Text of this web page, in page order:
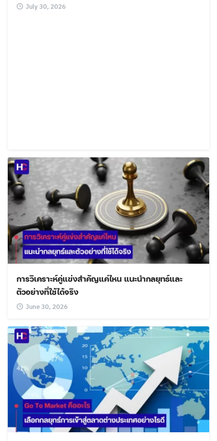
July 30, 2026
การวิเคราะห์คู่แข่งสำคัญแค่ไหน แนะนำกลยุทธ์และ
ตัวอย่างที่ใช้ได้จริง
June 30, 2026